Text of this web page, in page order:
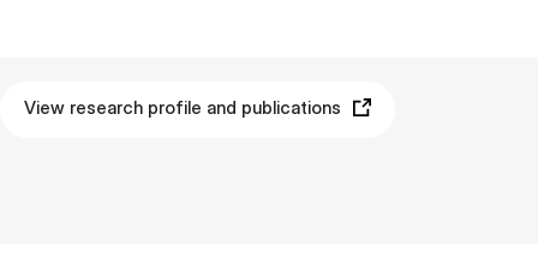
View research profile and publications